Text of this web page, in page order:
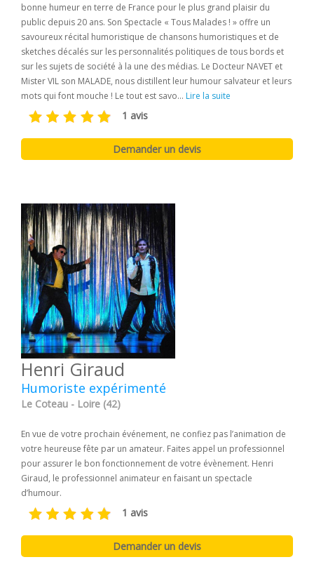
bonne humeur en terre de France pour le plus grand plaisir du
public depuis 20 ans. Son Spectacle « Tous Malades ! » offre un
savoureux récital humoristique de chansons humoristiques et de
sketches décalés sur les personnalités politiques de tous bords et
sur les sujets de société à la une des médias. Le Docteur NAVET et
Mister VIL son MALADE, nous distillent leur humour salvateur et leurs
mots qui font mouche ! Le tout est savo... Lire la suite
1 avis
Henri Giraud
Humoriste expérimenté
Le Coteau - Loire (42)
En vue de votre prochain événement, ne confiez pas l’animation de
votre heureuse fête par un amateur. Faites appel un professionnel
pour assurer le bon fonctionnement de votre évènement. Henri
Giraud, le professionnel animateur en faisant un spectacle
d’humour.
1 avis